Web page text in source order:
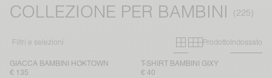
COLLEZIONE PER BAMBINI
Filtri e selezioni Primary grid
Secondary
ProdottoIndossato
GIACCA BAMBINI HOKTOWN
€ 135
T-SHIRT BAMBINI GIXY
€ 40